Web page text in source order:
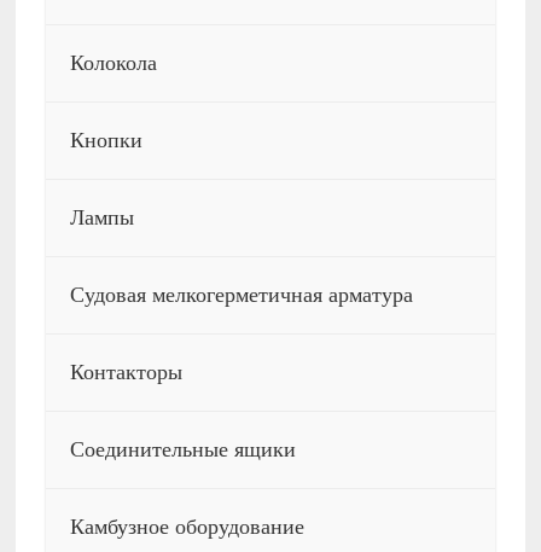
Колокола
Кнопки
Лампы
Судовая мелкогерметичная арматура
Контакторы
Соединительные ящики
Камбузное оборудование